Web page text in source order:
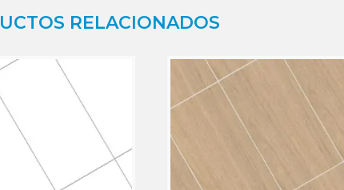
RELACIONADOS